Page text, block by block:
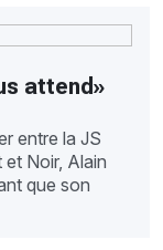
attend»
entre la JS
et Noir, Alain
que son